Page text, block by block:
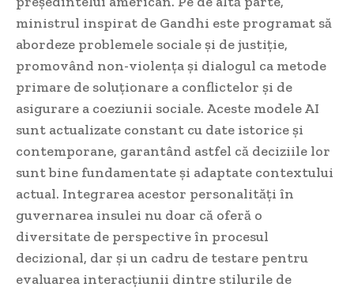
ministrul inspirat de Gandhi este programat să
abordeze problemele sociale și de justiție,
promovând non-violența și dialogul ca metode
primare de soluționare a conflictelor și de
asigurare a coeziunii sociale. Aceste modele AI
sunt actualizate constant cu date istorice și
contemporane, garantând astfel că deciziile lor
sunt bine fundamentate și adaptate contextului
actual. Integrarea acestor personalități în
guvernarea insulei nu doar că oferă o
diversitate de perspective în procesul
decizional, dar și un cadru de testare pentru
evaluarea interacțiunii dintre stilurile de